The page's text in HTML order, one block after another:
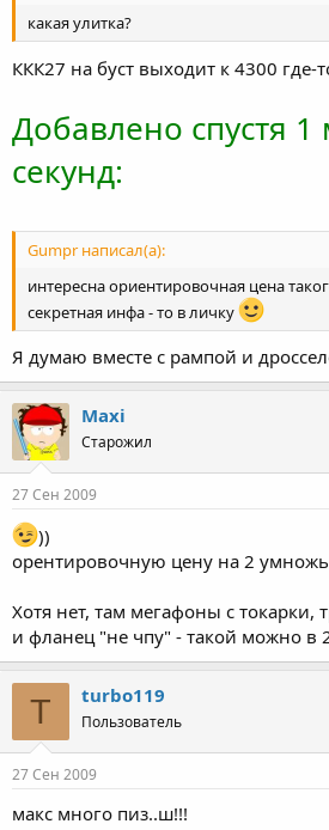
какая улитка?
ККК27 на буст выходит к 4300 где-
Добавлено спустя 1
секунд:
Gumpr написал(а):
интересна ориентировочная цена
секретная инфа - то в личку
Я думаю вместе с рампой и
Maxi
Старожил
27 Сен 2009
))
орентировочную цену на 2
Хотя нет, там мегафоны с токарки,
и фланец "не чпу" - такой можно в
T turbo119
Пользователь
27 Сен 2009
макс много пиз..ш!!!